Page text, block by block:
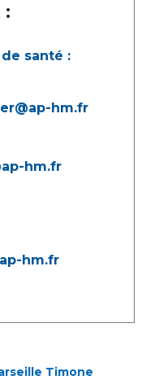
Rares
:
santé :
hm.fr
hm.fr
hm.fr
Timone